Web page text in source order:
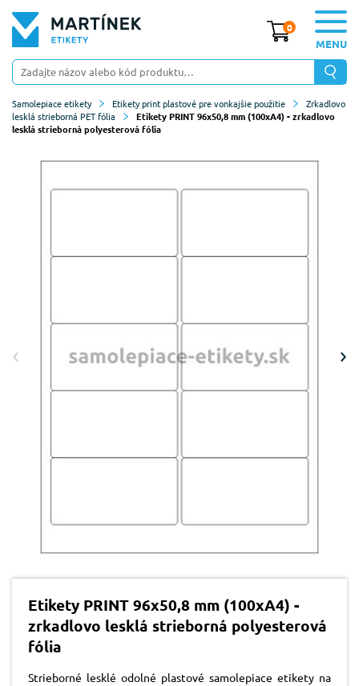
0
MENU
Samolepiace etikety Etikety print plastové pre vonkajšie použitie
Zrkadlovo
lesklá strieborná PET fólia
Etikety PRINT 96x50,8 mm (100xA4) - zrkadlovo
lesklá strieborná polyesterová fólia
Etikety PRINT 96x50,8 mm (100xA4) -
zrkadlovo lesklá strieborná polyesterová
fólia
Strieborné lesklé odolné plastové samolepiace etikety na